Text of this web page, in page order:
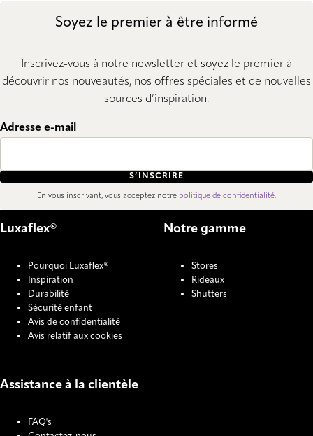
Soyez le premier à être informé
Inscrivez-vous à notre newsletter et soyez le premier à
découvrir nos nouveautés, nos offres spéciales et de nouvelles
sources d’inspiration.
Adresse e-mail
S’INSCRIRE
En vous inscrivant, vous acceptez notre politique de confidentialité.
Luxaflex®
Pourquoi Luxaflex®
Inspiration
Durabilité
Sécurité enfant
Avis de confidentialité
Avis relatif aux cookies
Notre gamme
Stores
Rideaux
Shutters
Assistance à la clientèle
FAQ's